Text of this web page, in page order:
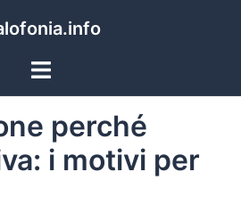
perché
i motivi per